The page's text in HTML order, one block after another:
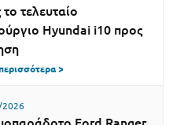
τελευταίο
Hyundai i10 προς
>